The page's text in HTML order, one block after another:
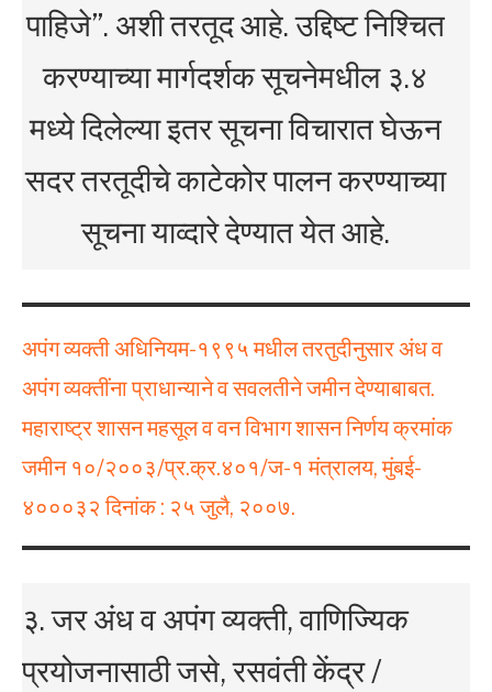
पाहिजे”. अशी तरतूद आहे. उद्दिष्ट निश्चित
करण्याच्या मार्गदर्शक सूचनेमधील ३.४
मध्ये दिलेल्या इतर सूचना विचारात घेऊन
सदर तरतूदीचे काटेकोर पालन करण्याच्या
सूचना याव्दारे देण्यात येत आहे.
अपंग व्यक्ती अधिनियम-१९९५ मधील तरतुदीनुसार अंध व
अपंग व्यक्तींना प्राधान्याने व सवलतीने जमीन देण्याबाबत.
महाराष्ट्र शासन महसूल व वन विभाग शासन निर्णय क्रमांक
जमीन १०/२००३/प्र.क्र.४०१/ज-१ मंत्रालय, मुंबई-
४०००३२ दिनांक : २५ जुलै, २००७.
३. जर अंध व अपंग व्यक्ती, वाणिज्यिक
प्रयोजनासाठी जसे, रसवंती केंद्र /